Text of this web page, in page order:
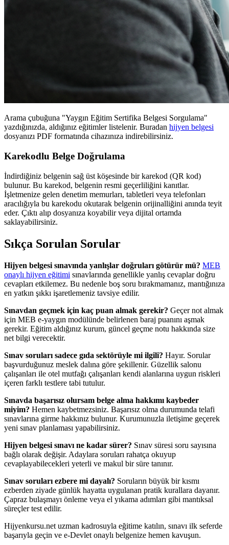
Arama çubuğuna "Yaygın Eğitim Sertifika Belgesi Sorgulama"
yazdığınızda, aldığınız eğitimler listelenir. Buradan hijyen belgesi
dosyanızı PDF formatında cihazınıza indirebilirsiniz.
Karekodlu Belge Doğrulama
İndirdiğiniz belgenin sağ üst köşesinde bir karekod (QR kod)
bulunur. Bu karekod, belgenin resmi geçerliliğini kanıtlar.
İşletmenize gelen denetim memurları, tabletleri veya telefonları
aracılığıyla bu karekodu okutarak belgenin orijinalliğini anında teyit
eder. Çıktı alıp dosyanıza koyabilir veya dijital ortamda
saklayabilirsiniz.
Sıkça Sorulan Sorular
Hijyen belgesi sınavında yanlışlar doğruları götürür mü? MEB
onaylı hijyen eğitimi sınavlarında genellikle yanlış cevaplar doğru
cevapları etkilemez. Bu nedenle boş soru bırakmamanız, mantığınıza
en yatkın şıkkı işaretlemeniz tavsiye edilir.
Sınavdan geçmek için kaç puan almak gerekir? Geçer not almak
için MEB e-yaygın modülünde belirlenen baraj puanını aşmak
gerekir. Eğitim aldığınız kurum, güncel geçme notu hakkında size
net bilgi verecektir.
Sınav soruları sadece gıda sektörüyle mi ilgili? Hayır. Sorular
başvurduğunuz meslek dalına göre şekillenir. Güzellik salonu
çalışanları ile otel mutfağı çalışanları kendi alanlarına uygun riskleri
içeren farklı testlere tabi tutulur.
Sınavda başarısız olursam belge alma hakkımı kaybeder
miyim? Hemen kaybetmezsiniz. Başarısız olma durumunda telafi
sınavlarına girme hakkınız bulunur. Kurumunuzla iletişime geçerek
yeni sınav planlaması yapabilirsiniz.
Hijyen belgesi sınavı ne kadar sürer? Sınav süresi soru sayısına
bağlı olarak değişir. Adaylara soruları rahatça okuyup
cevaplayabilecekleri yeterli ve makul bir süre tanınır.
Sınav soruları ezbere mi dayalı? Soruların büyük bir kısmı
ezberden ziyade günlük hayatta uygulanan pratik kurallara dayanır.
Çapraz bulaşmayı önleme veya el yıkama adımları gibi mantıksal
süreçler test edilir.
Hijyenkursu.net uzman kadrosuyla eğitime katılın, sınavı ilk seferde
başarıyla geçin ve e-Devlet onaylı belgenize hemen kavuşun.